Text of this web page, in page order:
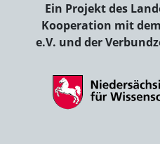
Ein Projekt des
Kooperation mit
e.V. und der